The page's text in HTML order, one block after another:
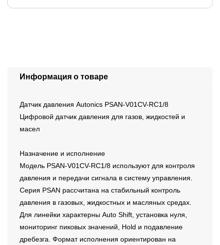
Информация о товаре
Датчик давления Autonics PSAN-V01CV-RC1/8
Цифровой датчик давления для газов, жидкостей и
масел
Назначение и исполнение
Модель PSAN-V01CV-RC1/8 используют для контроля
давления и передачи сигнала в систему управления.
Серия PSAN рассчитана на стабильный контроль
давления в газовых, жидкостных и масляных средах.
Для линейки характерны Auto Shift, установка нуля,
мониторинг пиковых значений, Hold и подавление
дребезга. Формат исполнения ориентирован на